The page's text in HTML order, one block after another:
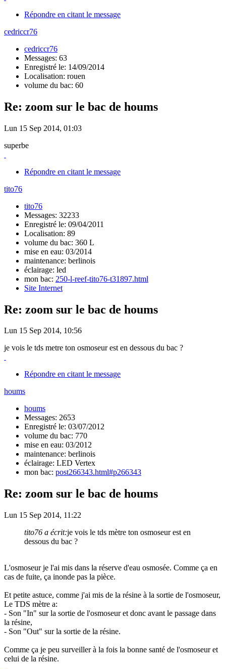
Répondre en citant le message
cedriccr76
cedriccr76
Messages: 63
Enregistré le: 14/09/2014
Localisation: rouen
volume du bac: 60
Re: zoom sur le bac de houms
Lun 15 Sep 2014, 01:03
superbe
Répondre en citant le message
tito76
tito76
Messages: 32233
Enregistré le: 09/04/2011
Localisation: 89
volume du bac: 360 L
mise en eau: 03/2014
maintenance: berlinois
éclairage: led
mon bac: 250-l-reef-tito76-t31897.html
Site Internet
Re: zoom sur le bac de houms
Lun 15 Sep 2014, 10:56
je vois le tds metre ton osmoseur est en dessous du bac ?
Répondre en citant le message
houms
houms
Messages: 2653
Enregistré le: 03/07/2012
volume du bac: 770
mise en eau: 03/2012
maintenance: berlinois
éclairage: LED Vertex
mon bac: post266343.html#p266343
Re: zoom sur le bac de houms
Lun 15 Sep 2014, 11:22
tito76 a écrit:je vois le tds mètre ton osmoseur est en
dessous du bac ?
L'osmoseur je l'ai mis dans la réserve d'eau osmosée. Comme ça en
cas de fuite, ça inonde pas la pièce.
Et petite astuce, comme j'ai mis de la résine à la sortie de l'osmoseur,
Le TDS mètre a:
- Son "In" sur la sortie de l'osmoseur et donc avant le passage dans
la résine,
- Son "Out" sur la sortie de la résine.
Comme ça je peu surveiller à la fois la bonne santé de l'osmoseur et
celui de la résine.